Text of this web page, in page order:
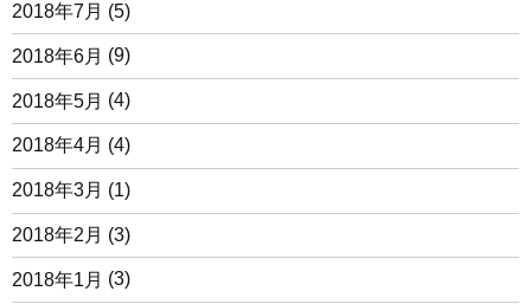
2018年7月 (5)
2018年6月 (9)
2018年5月 (4)
2018年4月 (4)
2018年3月 (1)
2018年2月 (3)
2018年1月 (3)